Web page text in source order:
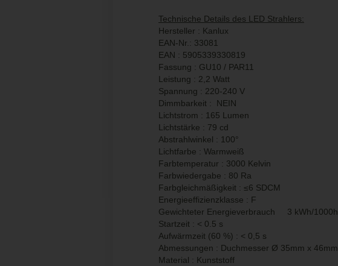
Technische Details des LED Strahlers:
Hersteller : Kanlux
EAN-Nr.: 33081
EAN : 5905339330819
Fassung : GU10 / PAR11
Leistung : 2,2 Watt
Spannung : 220-240 V
Dimmbarkeit : NEIN
Lichtstrom : 165 Lumen
Lichtstärke : 79 cd
Abstrahlwinkel : 100°
Lichtfarbe : Warmweiß
Farbtemperatur : 3000 Kelvin
Farbwiedergabe : 80 Ra
Farbgleichmäßigkeit : ≤6 SDCM
Energieeffizienzklasse : F
Gewichteter Energieverbrauch 3 kWh/1000h
Startzeit : < 0.5 s
Aufwärmzeit (60 %) : < 0,5 s
Abmessungen : Duchmesser Ø 35mm x 46mm
Material : Kunststoff